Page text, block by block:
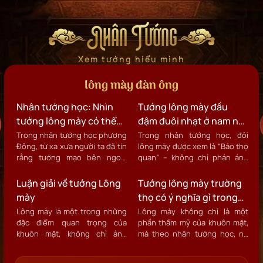
Nhân Tướng
Xem tướng hiểu mình
lông mày đàn ông
Nhân tướng học: Nhìn
tướng lông mày có thể
đoán biết tuổi thọ đàn
ông?
Trong nhân tướng học phương
Đông, từ xa xưa người ta đã tin
rằng tướng mạo bên ngoài
khí lực và tuổi thọ của một con
người.
Tướng lông mày đầu
đậm đuôi nhạt ở nam nữ
- Xem tướng luận đoán
tính cách vận mệnh?
Trong nhân tướng học, đôi
lông mày được xem là “Bảo thọ
quan” – không chỉ phản ánh
ảnh hưởng đến tài vận và sự
nghiệp của một người.
Luận giải về tướng Lông
mày
Lông mày là một trong những
đặc điểm quan trọng của
khuôn mặt, không chỉ ảnh
mà còn phản ánh tính cách,
Tướng lông mày trường
thọ có ý nghĩa gì trong
Nhân Tướng Học
Lông mày không chỉ là một
phần thẩm mỹ của khuôn mặt,
mà theo nhân tướng học, nó
quan trọng về sức khỏe và vận